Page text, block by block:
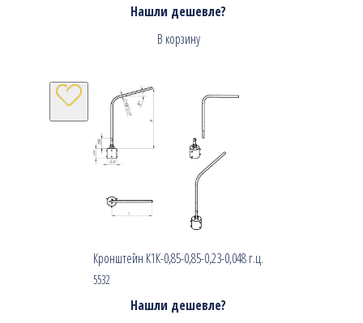
Нашли дешевле?
В корзину
Кронштейн К1К-0,85-0,85-0,23-0,048 г.ц.
5532
Нашли дешевле?